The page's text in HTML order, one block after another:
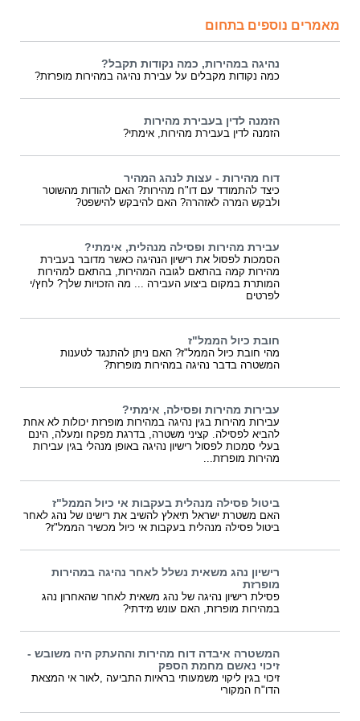
מאמרים נוספים בתחום
נהיגה במהירות, כמה נקודות תקבל?
כמה נקודות מקבלים על עבירת נהיגה במהירות מופרזת?
הזמנה לדין בעבירת מהירות
הזמנה לדין בעבירת מהירות, אימתי?
דוח מהירות - עצות לנהג המהיר
כיצד להתמודד עם דו"ח מהירות? האם להודות מהשוטר
ולבקש המרה לאזהרה? האם להיבקש להישפט?
עבירת מהירות ופסילה מנהלית, אימתי?
הסמכות לפסול את רישיון הנהיגה כאשר מדובר בעבירת
מהירות קמה בהתאם לגובה המהירות, בהתאם למהירות
המותרת במקום ביצוע העבירה ... מה הזכויות שלך? לחץ/י
לפרטים
חובת כיול הממל"ז
מהי חובת כיול הממל"ז? האם ניתן להתנגד לטענות
המשטרה בדבר נהיגה במהירות מופרזת?
עבירות מהירות ופסילה, אימתי?
עבירות מהירות בגין נהיגה במהירות מופרזת יכולות לא אחת
להביא לפסילה. קציני משטרה, בדרגת מפקח ומעלה, הינם
בעלי סמכות לפסול רישיון נהיגה באופן מנהלי בגין עבירות
מהירות מופרזת...
ביטול פסילה מנהלית בעקבות אי כיול הממל"ז
האם משטרת ישראל תיאלץ להשיב את רישינו של נהג לאחר
ביטול פסילה מנהלית בעקבות אי כיול מכשיר הממל"ז?
רישיון נהג משאית נשלל לאחר נהיגה במהירות
מופרזת
פסילת רישיון נהיגה של נהג משאית לאחר שהאחרון נהג
במהירות מופרזת, האם עונש מידתי?
המשטרה איבדה דוח מהירות וההעתק היה משובש -
זיכוי נאשם מחמת הספק
זיכוי בגין ליקוי משמעותי בראיות התביעה ,לאור אי המצאת
הדו"ח המקורי